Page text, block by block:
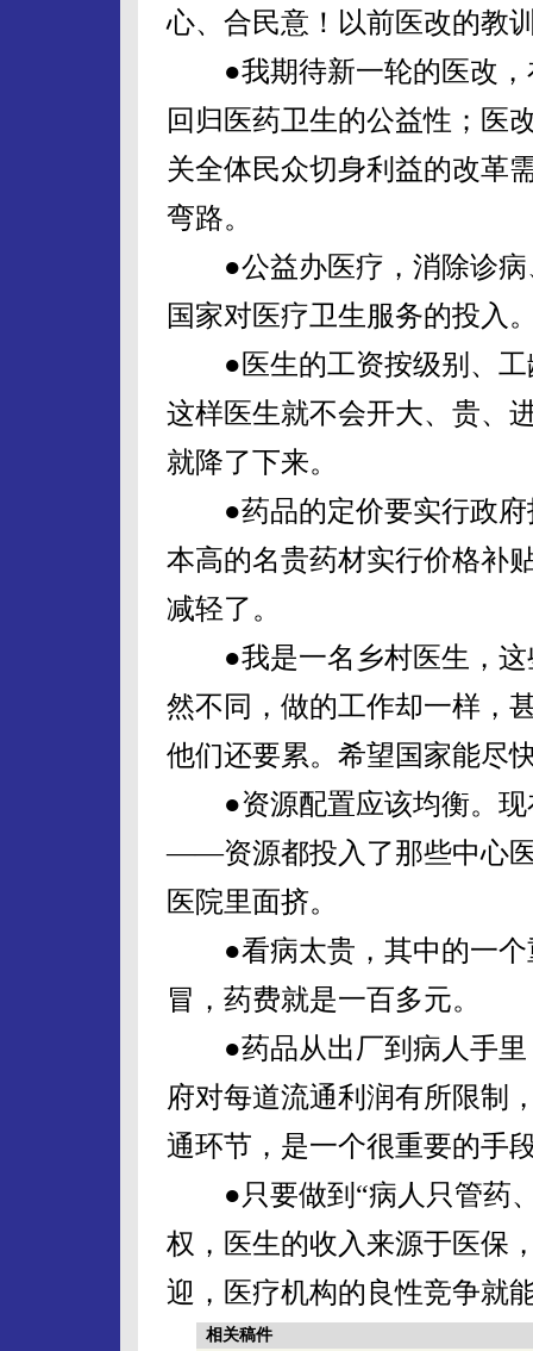
心、合民意！以前医改的教
●我期待新一轮的医改，
回归医药卫生的公益性；医
关全体民众切身利益的改革
弯路。
●公益办医疗，消除诊病
国家对医疗卫生服务的投入
●医生的工资按级别、工
这样医生就不会开大、贵、
就降了下来。
●药品的定价要实行政府
本高的名贵药材实行价格补
减轻了。
●我是一名乡村医生，这
然不同，做的工作却一样，
他们还要累。希望国家能尽
●资源配置应该均衡。现
——资源都投入了那些中心
医院里面挤。
●看病太贵，其中的一个
冒，药费就是一百多元。
●药品从出厂到病人手里
府对每道流通利润有所限制
通环节，是一个很重要的手
●只要做到“病人只管药、
权，医生的收入来源于医保
迎，医疗机构的良性竞争就
相关稿件